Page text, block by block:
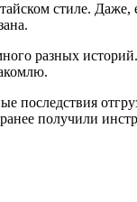
стиле.
разных
последствия
получили